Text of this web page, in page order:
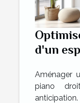
d'un
Aménager
piano